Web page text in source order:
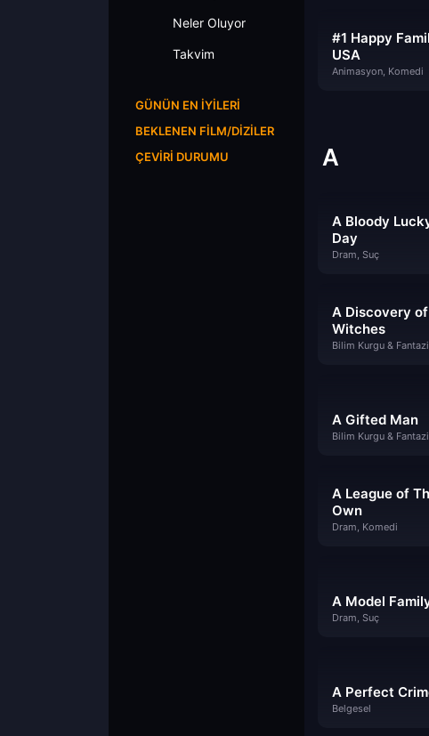
Neler Oluyor
Takvim
GÜNÜN EN İYILERI
BEKLENEN FILM/DIZILER
ÇEVIRI DURUMU
#1 Happy
USA
Animasyon, Komedi
A
A Bloody
Day
Dram, Suç
A Discovery of
Witches
A Gifted Man
A League of
Own
Dram, Komedi
A Model
Dram, Suç
A Perfect
Belgesel